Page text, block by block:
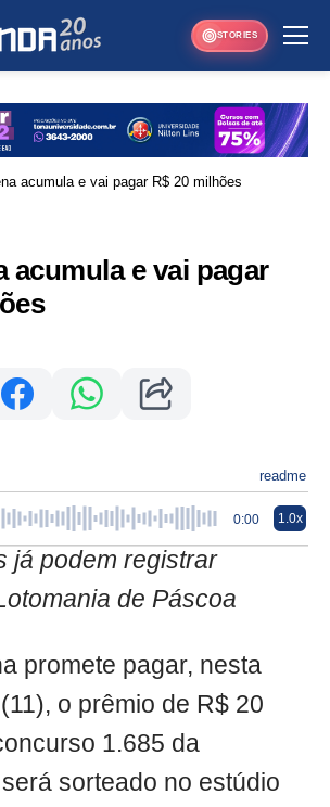
STORIES
acumula e vai pagar R$ 20 milhões
acumula e vai pagar
readme
0:00 1.0x
já podem registrar
de Páscoa
promete pagar, nesta
o prêmio de R$ 20
1.685 da
sorteado no estúdio